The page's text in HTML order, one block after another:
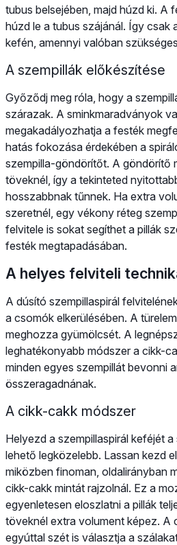
tubus belsejében, majd húzd ki. A
húzd le a tubus szájánál. Így csak
kefén, amennyi valóban
A szempillák előkészítése
Győződj meg róla, hogy a
szárazak. A sminkmaradványok
megakadályozhatja a festék
hatás fokozása érdekében a
szempilla-göndörítőt. A göndörítő
töveknél, így a tekinteted
hosszabbnak tűnnek. Ha extra
szeretnél, egy vékony réteg
felvitele is sokat segíthet a pillák
festék megtapadásában.
A helyes felviteli
A dúsító szempillaspirál
a csomók elkerülésében. A
meghozza gyümölcsét. A
leghatékonyabb módszer a cikk-
minden egyes szempillát bevonni
összeragadnának.
A cikk-cakk módszer
Helyezd a szempillaspirál keféjét
lehető legközelebb. Lassan kezd
miközben finoman, oldalirányban
cikk-cakk mintát rajzolnál. Ez a
egyenletesen eloszlatni a pillák
töveknél extra volument képez. A
egyúttal szét is választja a